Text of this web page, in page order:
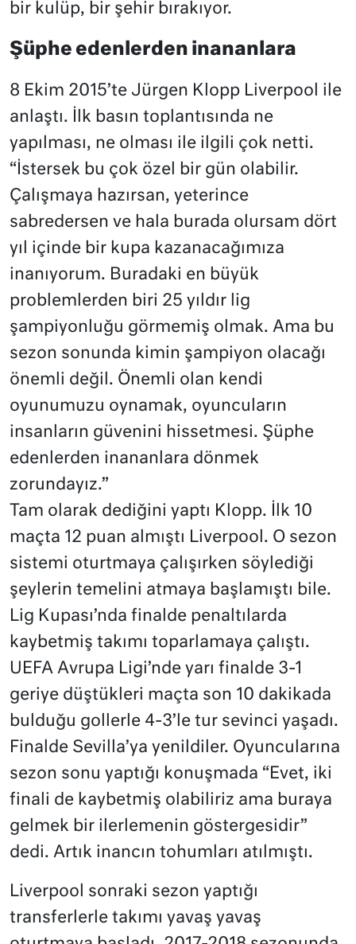
bir kulüp, bir şehir bırakıyor.
Şüphe edenlerden inananlara
8 Ekim 2015’te Jürgen Klopp Liverpool ile
anlaştı. İlk basın toplantısında ne
yapılması, ne olması ile ilgili çok netti.
“İstersek bu çok özel bir gün olabilir.
Çalışmaya hazırsan, yeterince
sabredersen ve hala burada olursam dört
yıl içinde bir kupa kazanacağımıza
inanıyorum. Buradaki en büyük
problemlerden biri 25 yıldır lig
şampiyonluğu görmemiş olmak. Ama bu
sezon sonunda kimin şampiyon olacağı
önemli değil. Önemli olan kendi
oyunumuzu oynamak, oyuncuların
insanların güvenini hissetmesi. Şüphe
edenlerden inananlara dönmek
zorundayız.”
Tam olarak dediğini yaptı Klopp. İlk 10
maçta 12 puan almıştı Liverpool. O sezon
sistemi oturtmaya çalışırken söylediği
şeylerin temelini atmaya başlamıştı bile.
Lig Kupası’nda finalde penaltılarda
kaybetmiş takımı toparlamaya çalıştı.
UEFA Avrupa Ligi’nde yarı finalde 3-1
geriye düştükleri maçta son 10 dakikada
bulduğu gollerle 4-3’le tur sevinci yaşadı.
Finalde Sevilla’ya yenildiler. Oyuncularına
sezon sonu yaptığı konuşmada “Evet, iki
finali de kaybetmiş olabiliriz ama buraya
gelmek bir ilerlemenin göstergesidir”
dedi. Artık inancın tohumları atılmıştı.
Liverpool sonraki sezon yaptığı
transferlerle takımı yavaş yavaş